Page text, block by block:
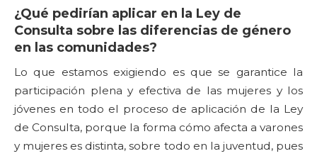
¿Qué pedirían aplicar en la Ley de
Consulta sobre las diferencias de género
en las comunidades?
Lo que estamos exigiendo es que se garantice la
participación plena y efectiva de las mujeres y los
jóvenes en todo el proceso de aplicación de la Ley
de Consulta, porque la forma cómo afecta a varones
y mujeres es distinta, sobre todo en la juventud, pues